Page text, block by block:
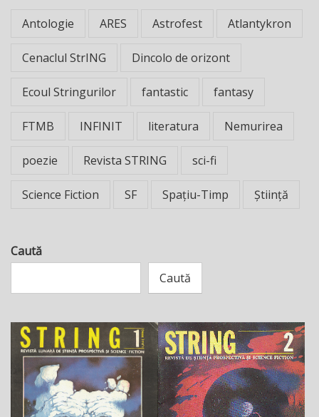
Antologie ARES Astrofest Atlantykron
Cenaclul StrING Dincolo de orizont
Ecoul Stringurilor fantastic fantasy
FTMB INFINIT literatura Nemurirea
poezie Revista STRING sci-fi
Science Fiction SF Spațiu-Timp Știință
Caută
Caută